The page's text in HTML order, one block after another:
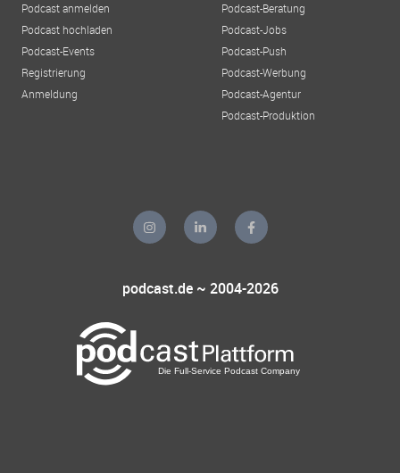
Podcast anmelden
Podcast hochladen
Podcast-Events
Registrierung
Anmeldung
Podcast-Beratung
Podcast-Jobs
Podcast-Push
Podcast-Werbung
Podcast-Agentur
Podcast-Produktion
podcast.de ~ 2004-2026